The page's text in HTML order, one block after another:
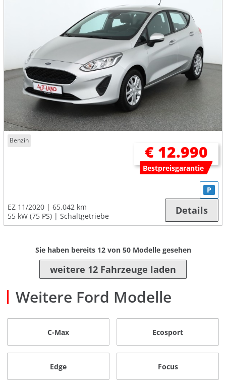
Benzin
€ 12.990
Bestpreisgarantie
EZ 11/2020
65.042 km
55 kW (75 PS)
Schaltgetriebe
P
Details
Sie haben bereits 12von 50Modelle gesehen
weitere 12 Fahrzeuge laden
Weitere Ford Modelle
C-Max Ecosport
Edge Focus